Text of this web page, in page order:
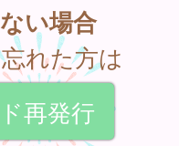
い場合
れた方は
再発行